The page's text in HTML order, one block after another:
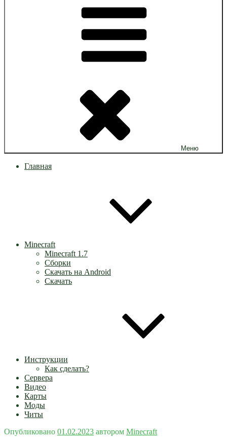
Меню
Главная
Minecraft
Minecraft 1.7
Сборки
Скачать на Android
Скачать
Инструкции
Как сделать?
Сервера
Видео
Карты
Моды
Читы
Опубликовано 01.02.2023 автором Minecraft